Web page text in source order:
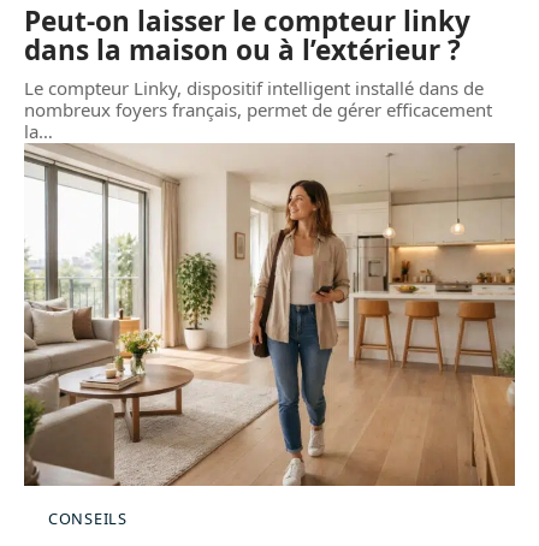
Peut-on laisser le compteur linky
dans la maison ou à l’extérieur ?
Le compteur Linky, dispositif intelligent installé dans de
nombreux foyers français, permet de gérer efficacement
la…
CONSEILS